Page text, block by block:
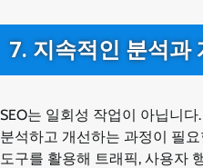
7. 지속적인 분석과
SEO는 일회성 작업이 아닙니
분석하고 개선하는 과정이 필
도구를 활용해 트래픽, 사용자